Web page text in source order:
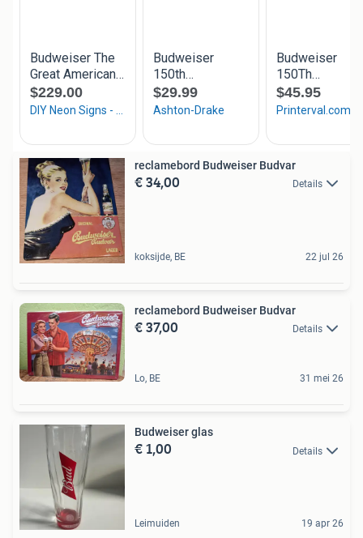
reclamebord Budweiser Budvar
€ 34,00 Details
koksijde, BE 22 jul 26
reclamebord Budweiser Budvar
€ 37,00 Details
Lo, BE 31 mei 26
Budweiser glas
€ 1,00 Details
Leimuiden 19 apr 26